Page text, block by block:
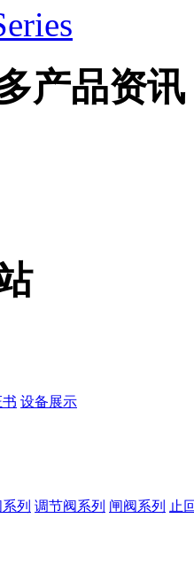
产品资讯
设备展示
列 调节阀系列 闸阀系列 止